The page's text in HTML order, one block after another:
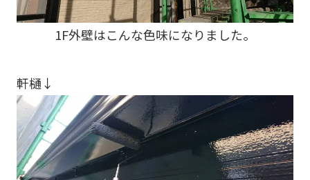
1F外壁はこんな色味になりました。
軒樋↓